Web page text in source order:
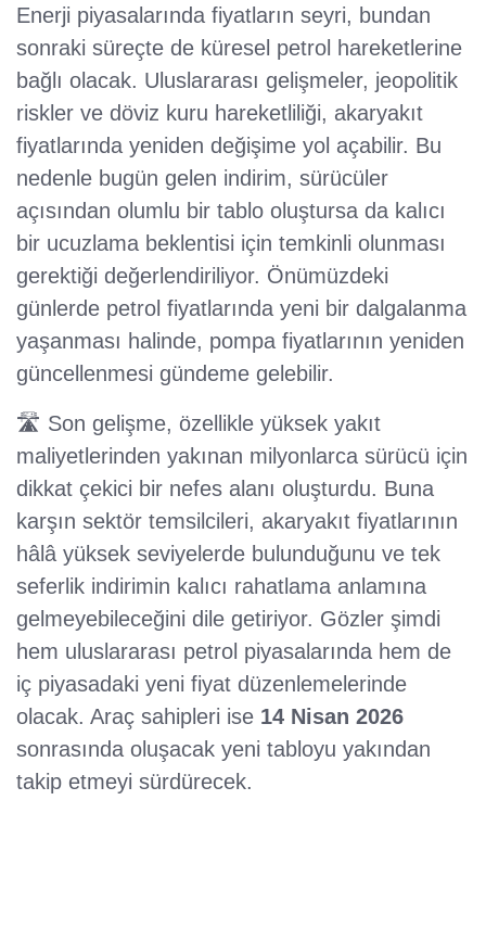
Enerji piyasalarında fiyatların seyri, bundan
sonraki süreçte de küresel petrol hareketlerine
bağlı olacak. Uluslararası gelişmeler, jeopolitik
riskler ve döviz kuru hareketliliği, akaryakıt
fiyatlarında yeniden değişime yol açabilir. Bu
nedenle bugün gelen indirim, sürücüler
açısından olumlu bir tablo oluştursa da kalıcı
bir ucuzlama beklentisi için temkinli olunması
gerektiği değerlendiriliyor. Önümüzdeki
günlerde petrol fiyatlarında yeni bir dalgalanma
yaşanması halinde, pompa fiyatlarının yeniden
güncellenmesi gündeme gelebilir.
🛣️ Son gelişme, özellikle yüksek yakıt
maliyetlerinden yakınan milyonlarca sürücü için
dikkat çekici bir nefes alanı oluşturdu. Buna
karşın sektör temsilcileri, akaryakıt fiyatlarının
hâlâ yüksek seviyelerde bulunduğunu ve tek
seferlik indirimin kalıcı rahatlama anlamına
gelmeyebileceğini dile getiriyor. Gözler şimdi
hem uluslararası petrol piyasalarında hem de
iç piyasadaki yeni fiyat düzenlemelerinde
olacak. Araç sahipleri ise 14 Nisan 2026
sonrasında oluşacak yeni tabloyu yakından
takip etmeyi sürdürecek.